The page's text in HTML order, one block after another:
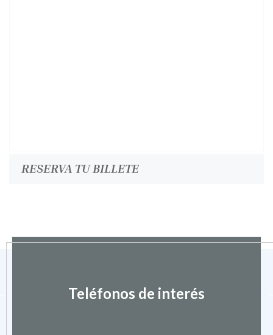
RESERVA TU BILLETE
Teléfonos de interés